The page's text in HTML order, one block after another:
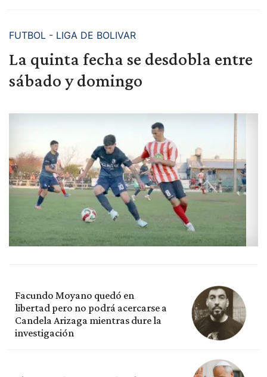
FUTBOL - LIGA DE BOLIVAR
La quinta fecha se desdobla entre
sábado y domingo
Facundo Moyano quedó en
libertad pero no podrá acercarse a
Candela Arizaga mientras dure la
investigación